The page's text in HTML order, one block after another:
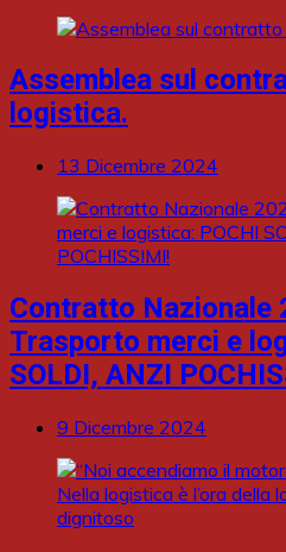
Assemblea sul
logistica.
13 Dicembre 2024
Contratto Nazionale
Trasporto merci e
SOLDI, ANZI
9 Dicembre 2024